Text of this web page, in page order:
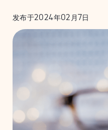
发布于2024年02月7日